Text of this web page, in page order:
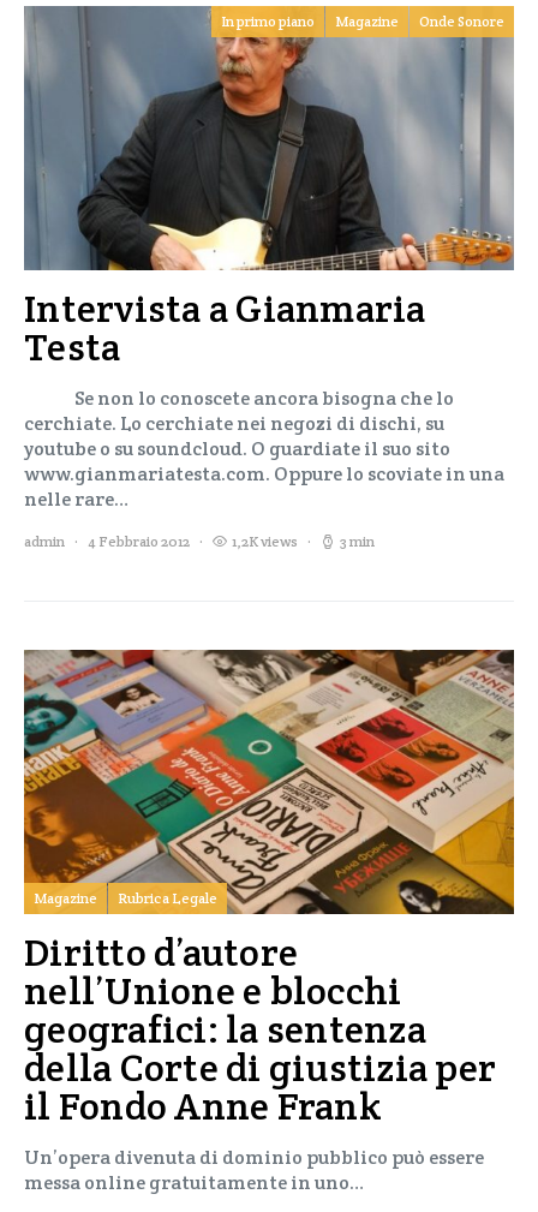
In primo piano Magazine Onde Sonore
Intervista a Gianmaria
Testa
Se non lo conoscete ancora bisogna che lo
cerchiate. Lo cerchiate nei negozi di dischi, su
youtube o su soundcloud. O guardiate il suo sito
www.gianmariatesta.com. Oppure lo scoviate in una
nelle rare…
admin 4 Febbraio 2012 1,2K views 3 min
Magazine Rubrica Legale
Diritto d’autore
nell’Unione e blocchi
geografici: la sentenza
della Corte di giustizia per
il Fondo Anne Frank
Un’opera divenuta di dominio pubblico può essere
messa online gratuitamente in uno…